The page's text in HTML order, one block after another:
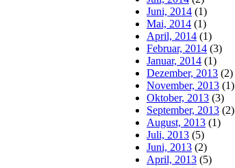
Juni, 2014 (1)
Mai, 2014 (1)
April, 2014 (1)
Februar, 2014 (3)
Januar, 2014 (1)
Dezember, 2013 (2)
November, 2013 (1)
Oktober, 2013 (3)
September, 2013 (2)
August, 2013 (1)
Juli, 2013 (5)
Juni, 2013 (2)
April, 2013 (5)